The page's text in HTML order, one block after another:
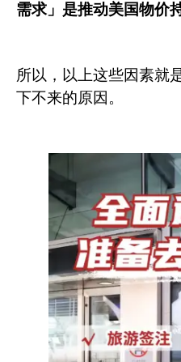
需求」是推动美国物价
所以，以上这些因素就
下不来的原因。